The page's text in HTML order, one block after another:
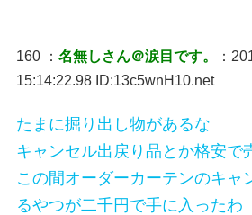
160 ： 名無しさん＠涙目です。
：
15:14:22.98 ID:13c5wnH10.net
たまに掘り出し物があるな
キャンセル出戻り品とか格安で
この間オーダーカーテンのキャ
るやつが二千円で手に入ったわ